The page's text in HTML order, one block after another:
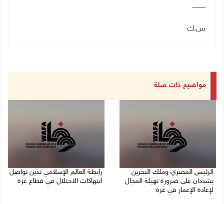
ـــــــــــــ
س.ك
مواضيع ذات صلة
الرئيس المصري وملك البحرين
يشددان على ضرورة تهيئة المجال
لإعادة الإعمار في غزة
رابطة العالم الإسلامي تدين تواصل
انتهاكات الاحتلال في قطاع غزة